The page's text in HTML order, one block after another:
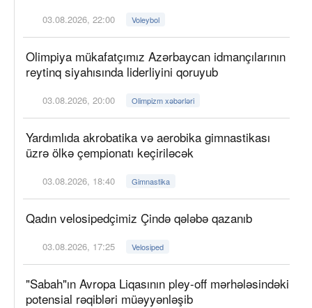
03.08.2026, 22:00 Voleybol
Olimpiya mükafatçımız Azərbaycan idmançılarının
reytinq siyahısında liderliyini qoruyub
03.08.2026, 20:00 Olimpizm xəbərləri
Yardımlıda akrobatika və aerobika gimnastikası
üzrə ölkə çempionatı keçiriləcək
03.08.2026, 18:40 Gimnastika
Qadın velosipedçimiz Çində qələbə qazanıb
03.08.2026, 17:25 Velosiped
"Sabah"ın Avropa Liqasının pley-off mərhələsindəki
potensial rəqibləri müəyyənləşib